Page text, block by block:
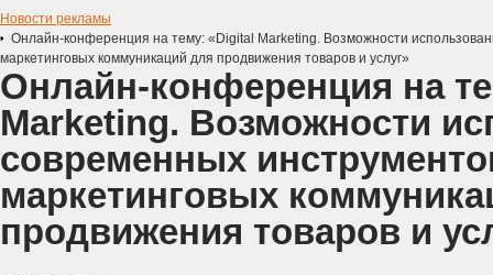
Новости рекламы
Онлайн-конференция на тему: «Digital Marketing. Возможности
маркетинговых коммуникаций для продвижения товаров и услуг»
Онлайн-конференция на
Marketing. Возможности
современных
маркетинговых
продвижения товаров и